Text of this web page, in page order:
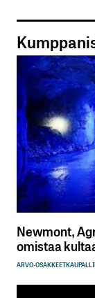
Newmont,
omistaa
ARVO-OSAKKEET